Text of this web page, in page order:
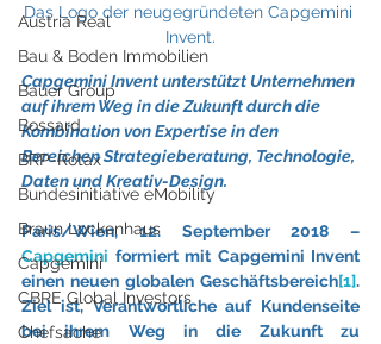
Austria Real
Bau & Boden Immobilien
Bauer Group
Bossard
BRP-Rotax
Bundesinitiative eMobility
Braun Lockenhaus
Capgemini
CBRE Global Investors
Chefsache
Das Logo der neugegründeten Capgemini
Invent.
Capgemini Invent unterstützt Unternehmen
auf ihrem Weg in die Zukunft durch die
Kombination von Expertise in den
Bereichen Strategieberatung, Technologie,
Daten und Kreativ-Design.
Capgemini formiert mit Capgemini Invent
einen neuen globalen Geschäftsbereich[1].
Ziel ist, Verantwortliche auf Kundenseite
bei ihrem Weg in die Zukunft zu